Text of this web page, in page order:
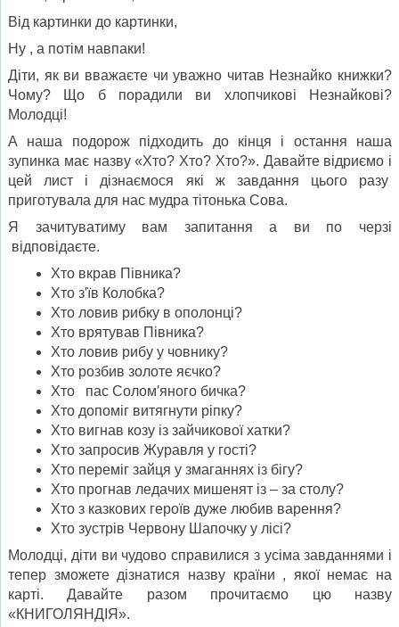
Від картинки до картинки,
Ну , а потім навпаки!
Діти, як ви вважаєте чи уважно читав Незнайко книжки?
Чому? Що б порадили ви хлопчикові Незнайкові?
Молодці!
А наша подорож підходить до кінця і остання наша
зупинка має назву «Хто? Хто? Хто?». Давайте відриємо і
цей лист і дізнаємося які ж завдання цього разу
приготувала для нас мудра тітонька Сова.
Я зачитуватиму вам запитання а ви по черзі
відповідаєте.
Хто вкрав Півника?
Хто з′їв Колобка?
Хто ловив рибку в ополонці?
Хто врятував Півника?
Хто ловив рибу у човнику?
Хто розбив золоте яєчко?
Хто пас Солом′яного бичка?
Хто допоміг витягнути ріпку?
Хто вигнав козу із зайчикової хатки?
Хто запросив Журавля у гості?
Хто переміг зайця у змаганнях із бігу?
Хто прогнав ледачих мишенят із – за столу?
Хто з казкових героїв дуже любив варення?
Хто зустрів Червону Шапочку у лісі?
Молодці, діти ви чудово справилися з усіма завданнями і
тепер зможете дізнатися назву країни , якої немає на
карті. Давайте разом прочитаємо цю назву
«КНИГОЛЯНДІЯ».